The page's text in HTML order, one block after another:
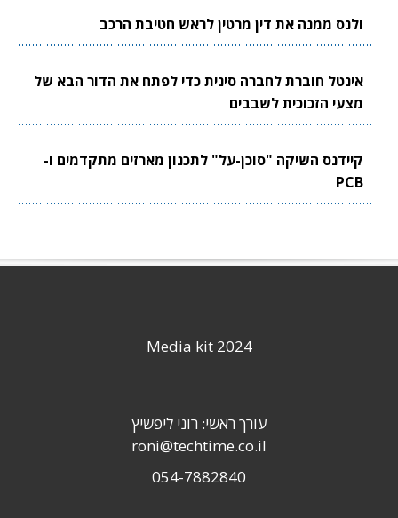
ולנס ממנה את דין מרטין לראש חטיבת הרכב
אינטל חוברת לחברה סינית כדי לפתח את הדור הבא של
מצעי הזכוכית לשבבים
קיידנס השיקה "סוכן-על" לתכנון מארזים מתקדמים ו-
PCB
Media kit 2024
עורך ראשי: רוני ליפשיץ
roni@techtime.co.il
054-7882840